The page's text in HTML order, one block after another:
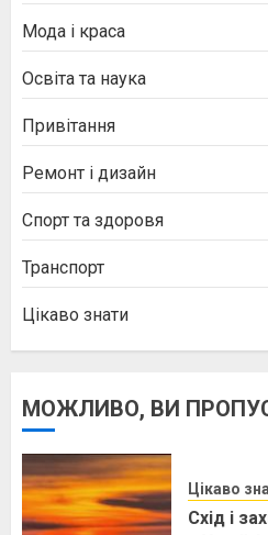
Мода і краса
Освіта та наука
Привітання
Ремонт і дизайн
Спорт та здоровя
Транспорт
Цікаво знати
МОЖЛИВО, ВИ
Цікаво
Схід і